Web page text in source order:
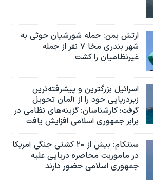
ارتش یمن: حمله شورشیان حوثی به
شهر بندری مخا ۷ نفر از جمله
غیرنظامیان را کشت
اسرائيل بزرگترین و پیشرفته‌ترین
زیردریایی خود را از آلمان تحویل
گرفت؛ کارشناسان: گزینه‌های نظامی در
برابر جمهوری اسلامی افزایش یافت
سنتکام: بیش از ۲۰ کشتی جنگی آمریکا
در ماموریت محاصره دریایی علیه
جمهوری اسلامی حضور دارند